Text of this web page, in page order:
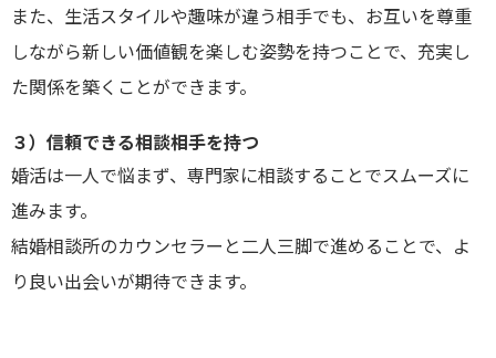
また、生活スタイルや趣味が違う相手でも、お互いを尊重
しながら新しい価値観を楽しむ姿勢を持つことで、充実し
た関係を築くことができます。
３）信頼できる相談相手を持つ
婚活は一人で悩まず、専門家に相談することでスムーズに
進みます。
結婚相談所のカウンセラーと二人三脚で進めることで、よ
り良い出会いが期待できます。